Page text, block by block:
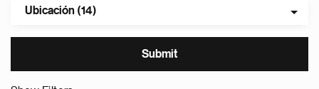
Ubicación (14)